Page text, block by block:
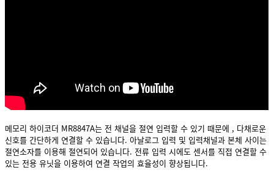
메모리 하이코더 MR8847A는 전 채널을 절연 입력할 수 있기 때문에 , 다채로운
신호를 간단하게 연결할 수 있습니다. 아날로그 입력 및 입력채널과 본체 사이는
절연소자를 이용해 절연되어 있습니다. 전류 입력 시에도 센서를 직접 연결할 수
있는 전용 유닛을 이용하여 연결 작업의 효율성이 향상됩니다.